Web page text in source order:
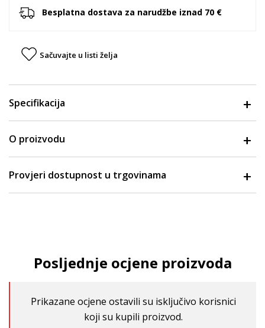
Besplatna dostava za narudžbe iznad 70 €
Sačuvajte u listi želja
Specifikacija
O proizvodu
Provjeri dostupnost u trgovinama
Posljednje ocjene proizvoda
Prikazane ocjene ostavili su isključivo korisnici
koji su kupili proizvod.